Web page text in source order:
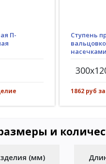
П-
Ступень
насечками
1862 руб
и
(мм)